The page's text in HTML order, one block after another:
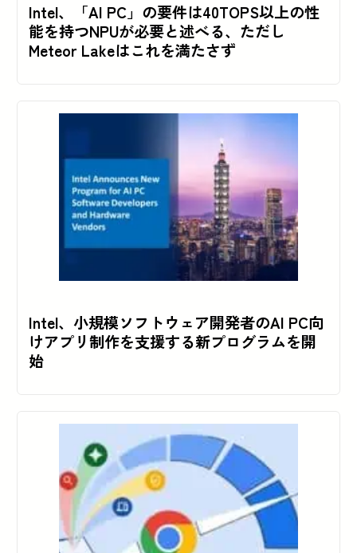
Intel、「AI PC」の要件は40TOPS以上の性
能を持つNPUが必要と述べる、ただし
Meteor Lakeはこれを満たさず
Intel、小規模ソフトウェア開発者のAI PC向
けアプリ制作を支援する新プログラムを開
始